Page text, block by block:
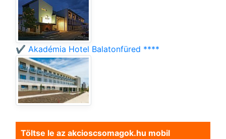
✔️ Akadémia Hotel Balatonfüred ****
Töltse le az akcioscsomagok.hu mobil